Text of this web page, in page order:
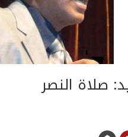
صلاة النصر